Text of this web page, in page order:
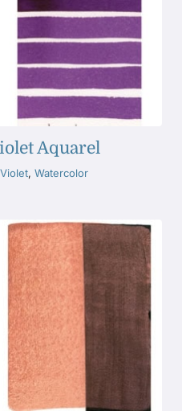
Aquarel
, Watercolor